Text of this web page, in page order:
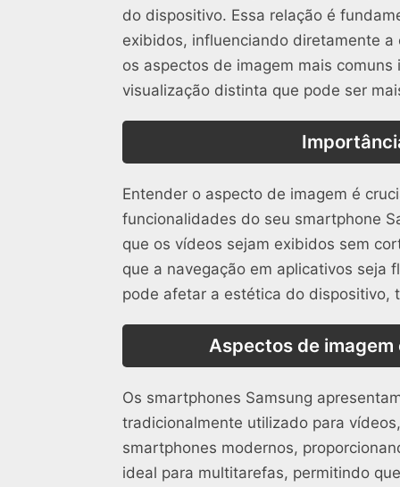
do dispositivo. Essa relação é
exibidos, influenciando diretamente
os aspectos de imagem mais
visualização distinta que pode ser
Entender o aspecto de imagem é
funcionalidades do seu smartphone
que os vídeos sejam exibidos sem
que a navegação em aplicativos seja
pode afetar a estética do dispositivo,
Aspectos de imagem
Os smartphones Samsung
tradicionalmente utilizado para
smartphones modernos,
ideal para multitarefas, permitindo